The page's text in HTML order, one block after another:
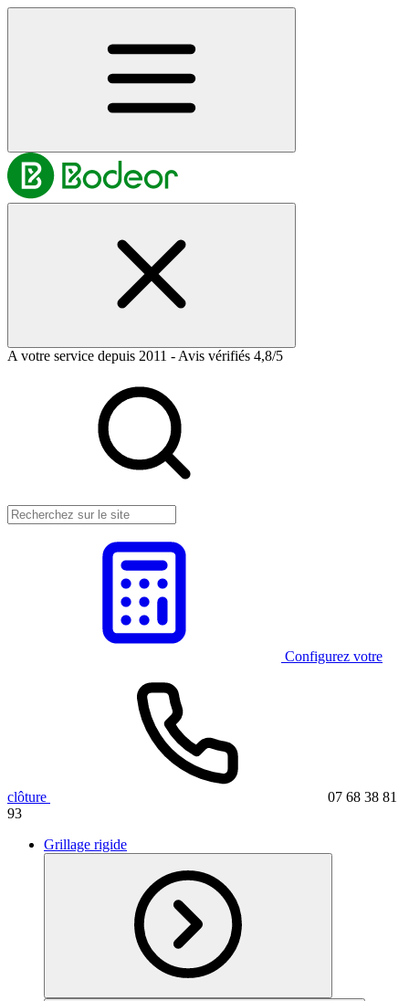
A votre service depuis 2011 - Avis vérifiés 4,8/5
Configurez votre
clôture
07 68 38 81
93
Grillage rigide